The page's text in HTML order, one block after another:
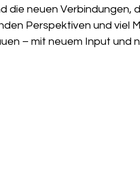
die neuen Verbindungen,
Perspektiven und viel
– mit neuem Input und